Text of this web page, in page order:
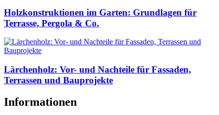
Holzkonstruktionen im Garten: Grundlagen für
Terrasse, Pergola & Co.
Lärchenholz: Vor- und Nachteile für Fassaden,
Terrassen und Bauprojekte
Informationen